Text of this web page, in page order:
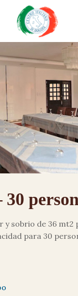
y sobrio de 36 mt2
para 30